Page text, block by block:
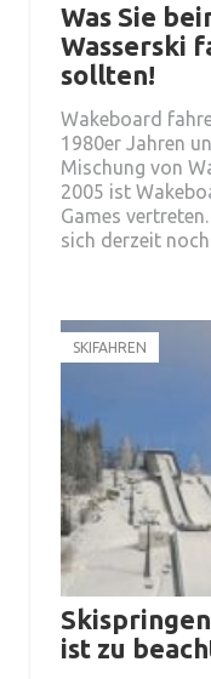
Was Sie
Wasserski
sollten!
Wakeboard
1980er Jahren
Mischung von
2005 ist
Games
sich derzeit
SKIFAHREN
ist zu